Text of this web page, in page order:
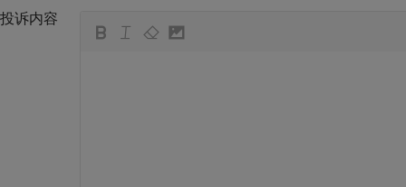
投诉内容
뀁 뀃 뀂 뀄